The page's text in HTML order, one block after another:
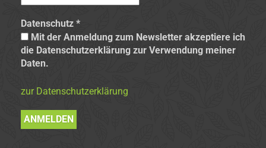
Datenschutz *
Mit der Anmeldung zum Newsletter akzeptiere ich
die Datenschutzerklärung zur Verwendung meiner
Daten.
zur Datenschutzerklärung